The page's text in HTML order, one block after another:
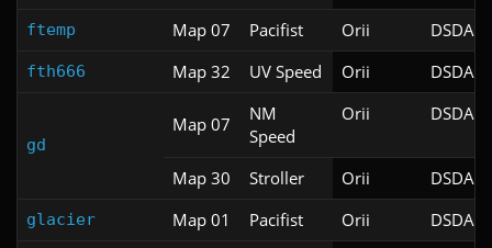
ftemp Map 07 Pacifist Orii DSDA-
fth666 Map 32 UV Speed Orii DSDA-
gd
Map 07
NM
Speed
Orii DSDA-
Map 30 Stroller Orii DSDA-
glacier Map 01 Pacifist Orii DSDA-